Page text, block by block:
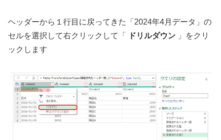
ヘッダーから１行目に戻ってきた「2024年4月データ」の
セルを選択して右クリックして「
ドリルダウン 」をクリ
ックします